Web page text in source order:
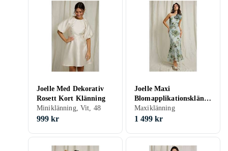
Joelle Med Dekorativ
Rosett Kort Klänning
Miniklänning, Vit, 48
999 kr
Joelle Maxi
Blomapplikationsklänni
ng
Maxiklänning
1 499 kr